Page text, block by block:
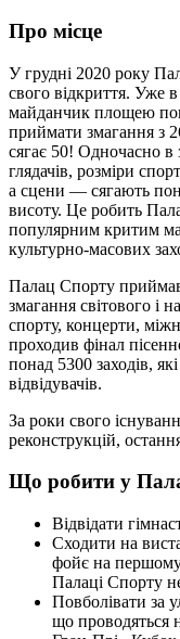
Про місце
У грудні 2020 року
свого відкриття. Уже
майданчик площею
приймати змагання з
сягає 50! Одночасно в
глядачів, розміри
а сцени — сягають
висоту. Це робить
популярним критим
культурно-масових
Палац Спорту приймав
змагання світового і
спорту, концерти,
проходив фінал
понад 5300 заходів,
відвідувачів.
За роки свого
реконструкцій,
Що робити у
Відвідати
Сходити на
фойє на першому
Палаці Спорту
Повболівати за
що проводяться